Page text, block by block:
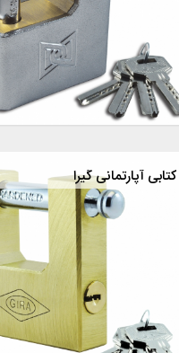
کتابی آپارتمانی گیرا